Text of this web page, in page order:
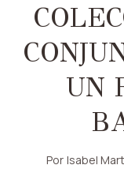
UN
Por Isabel